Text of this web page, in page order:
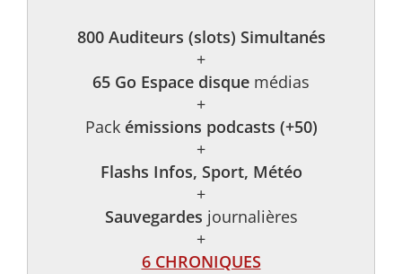
800 Auditeurs (slots) Simultanés
+
65 Go Espace disque médias
+
Pack émissions podcasts (+50)
+
Flashs Infos, Sport, Météo
+
Sauvegardes journalières
+
6 CHRONIQUES